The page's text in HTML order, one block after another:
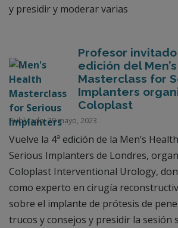
y presidir y moderar varias
Profesor
edición del
Masterclass for
Implanters
Coloplast
Publicado: 29 mayo, 2023
Vuelve la 4ª edición de la Men’s
Serious Implanters de Londres,
Coloplast Interventional Urology,
como experto en cirugía
sobre el implante de prótesis de
trucos y consejos y presidir la sesión